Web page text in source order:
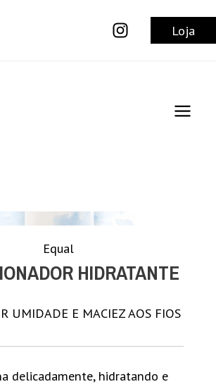
Loja
Equal
HIDRATANTE
UMIDADE E MACIEZ AOS FIOS
delicadamente, hidratando e